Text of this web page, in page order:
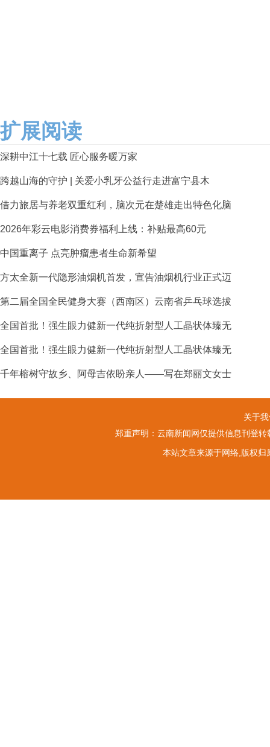
扩展阅读
深耕中江十七载 匠心服务暖万家
跨越山海的守护 | 关爱小乳牙公益行走进富宁县木
借力旅居与养老双重红利，脑次元在楚雄走出特色化脑
2026年彩云电影消费券福利上线：补贴最高60元
中国重离子 点亮肿瘤患者生命新希望
方太全新一代隐形油烟机首发，宣告油烟机行业正式迈
第二届全国全民健身大赛（西南区）云南省乒乓球选拔
全国首批！强生眼力健新一代纯折射型人工晶状体臻无
全国首批！强生眼力健新一代纯折射型人工晶状体臻无
千年榕树守故乡、阿母吉依盼亲人——写在郑丽文女士
关于
郑重声明：云南新闻网仅提供信息刊登
本站文章来源于网络,版权